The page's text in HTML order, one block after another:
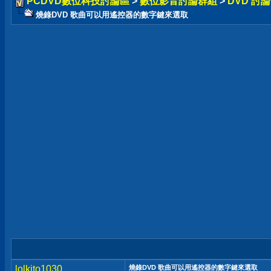
燒錄DVD 歌曲可以用遙控器的數字鍵來選取
lolkito1030 燒錄DVD 歌曲可以用遙控器的數字鍵來選取